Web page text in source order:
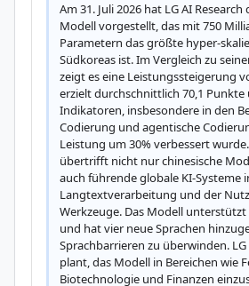
Am 31. Juli 2026 hat LG AI Research
Modell vorgestellt, das mit 750
Parametern das größte hyper-
Südkoreas ist. Im Vergleich zu
zeigt es eine Leistungssteigerung
erzielt durchschnittlich 70,1 Punkte
Indikatoren, insbesondere in den
Codierung und agentische
Leistung um 30% verbessert wurde.
übertrifft nicht nur chinesische
auch führende globale KI-Systeme
Langtextverarbeitung und der
Werkzeuge. Das Modell unterstützt
und hat vier neue Sprachen
Sprachbarrieren zu überwinden. LG
plant, das Modell in Bereichen wie
Biotechnologie und Finanzen